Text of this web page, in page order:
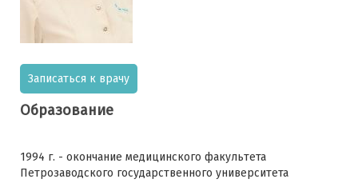
Записаться к врачу
Образование
1994 г. - окончание медицинского факультета
Петрозаводского государственного университета